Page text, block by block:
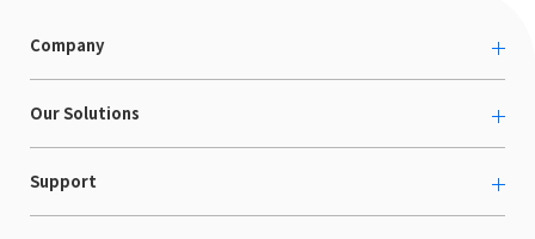
Company
About us
カルチャー
採用情報
Our Solutions
越境ECコンサルティング
Shopee支援
Support